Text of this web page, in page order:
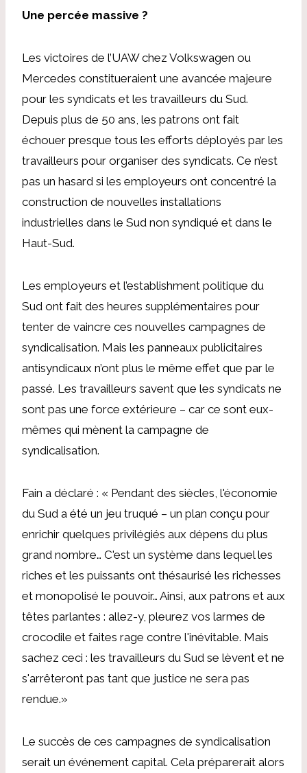
Une percée massive ?
Les victoires de l’UAW chez Volkswagen ou
Mercedes constitueraient une avancée majeure
pour les syndicats et les travailleurs du Sud.
Depuis plus de 50 ans, les patrons ont fait
échouer presque tous les efforts déployés par les
travailleurs pour organiser des syndicats. Ce n’est
pas un hasard si les employeurs ont concentré la
construction de nouvelles installations
industrielles dans le Sud non syndiqué et dans le
Haut-Sud.
Les employeurs et l’establishment politique du
Sud ont fait des heures supplémentaires pour
tenter de vaincre ces nouvelles campagnes de
syndicalisation. Mais les panneaux publicitaires
antisyndicaux n’ont plus le même effet que par le
passé. Les travailleurs savent que les syndicats ne
sont pas une force extérieure – car ce sont eux-
mêmes qui mènent la campagne de
syndicalisation.
Fain a déclaré : « Pendant des siècles, l'économie
du Sud a été un jeu truqué – un plan conçu pour
enrichir quelques privilégiés aux dépens du plus
grand nombre… C'est un système dans lequel les
riches et les puissants ont thésaurisé les richesses
et monopolisé le pouvoir… Ainsi, aux patrons et aux
têtes parlantes : allez-y, pleurez vos larmes de
crocodile et faites rage contre l'inévitable. Mais
sachez ceci : les travailleurs du Sud se lèvent et ne
s'arrêteront pas tant que justice ne sera pas
rendue.»
Le succès de ces campagnes de syndicalisation
serait un événement capital. Cela préparerait alors